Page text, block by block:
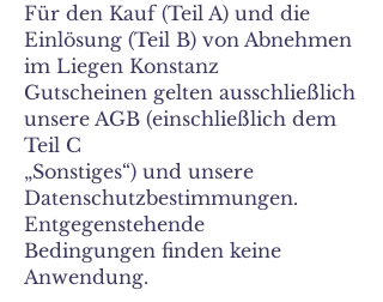
Für den Kauf (Teil A) und die
Einlösung (Teil B) von Abnehmen
im Liegen Konstanz
Gutscheinen gelten ausschließlich
unsere AGB (einschließlich dem
Teil C
„Sonstiges“) und unsere
Datenschutzbestimmungen.
Entgegenstehende
Bedingungen finden keine
Anwendung.